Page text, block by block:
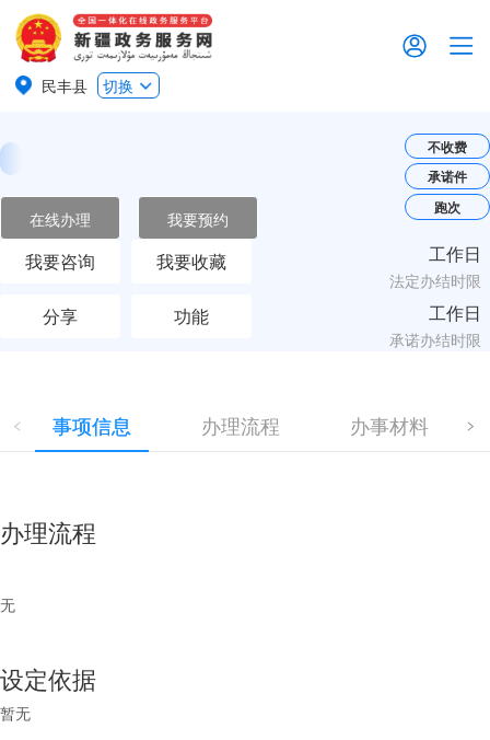
民丰县 切换
在线办理 我要预约
我要咨询 我要收藏
分享 功能
不收费
承诺件
跑次
工作日
法定办结时限
工作日
承诺办结时限
事项信息 办理流程 办事材料
办理流程
无
设定依据
暂无